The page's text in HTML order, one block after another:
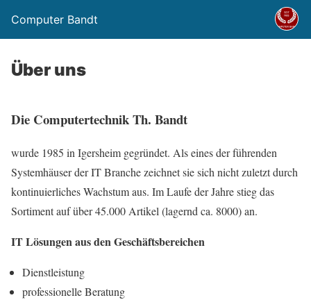
Computer Bandt
Über uns
Die Computertechnik Th. Bandt
wurde 1985 in Igersheim gegründet. Als eines der führenden
Systemhäuser der IT Branche zeichnet sie sich nicht zuletzt durch
kontinuierliches Wachstum aus. Im Laufe der Jahre stieg das
Sortiment auf über 45.000 Artikel (lagernd ca. 8000) an.
IT Lösungen aus den Geschäftsbereichen
Dienstleistung
professionelle Beratung